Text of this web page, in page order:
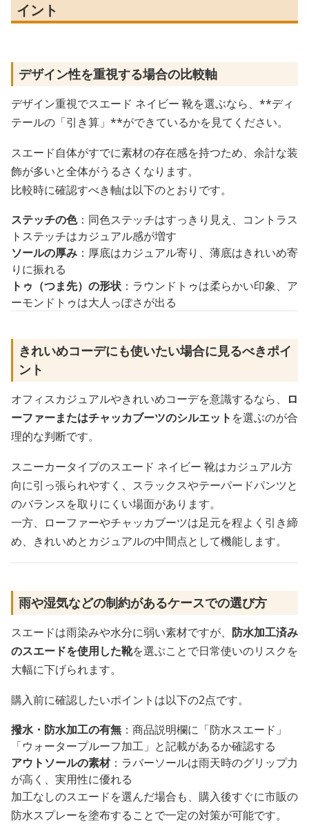
イント
デザイン性を重視する場合の比較軸
デザイン重視でスエード ネイビー 靴を選ぶなら、**ディ
テールの「引き算」**ができているかを見てください。
スエード自体がすでに素材の存在感を持つため、余計な装
飾が多いと全体がうるさくなります。
比較時に確認すべき軸は以下のとおりです。
ステッチの色：同色ステッチはすっきり見え、コントラス
トステッチはカジュアル感が増す
ソールの厚み ：厚底はカジュアル寄り、薄底はきれいめ寄
りに振れる
トゥ（つま先）の形状 ：ラウンドトゥは柔らかい印象、ア
ーモンドトゥは大人っぽさが出る
きれいめコーデにも使いたい場合に見るべきポイ
ント
オフィスカジュアルやきれいめコーデを意識するなら、
ロ
ーファーまたはチャッカブーツのシルエット を選ぶのが合
理的な判断です。
スニーカータイプのスエード ネイビー 靴はカジュアル方
向に引っ張られやすく、スラックスやテーパードパンツと
のバランスを取りにくい場面があります。
一方、ローファーやチャッカブーツは足元を程よく引き締
め、きれいめとカジュアルの中間点として機能します。
雨や湿気などの制約があるケースでの選び方
スエードは雨染みや水分に弱い素材ですが、 防水加工済み
のスエードを使用した靴を選ぶことで日常使いのリスクを
大幅に下げられます。
購入前に確認したいポイントは以下の2点です。
撥水・防水加工の有無 ：商品説明欄に「防水スエード」
「ウォータープルーフ加工」と記載があるか確認する
アウトソールの素材：ラバーソールは雨天時のグリップ力
が高く、実用性に優れる
加工なしのスエードを選んだ場合も、購入後すぐに市販の
防水スプレーを塗布することで一定の対策が可能です。